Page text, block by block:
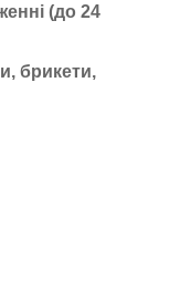
(до 24
брикети,